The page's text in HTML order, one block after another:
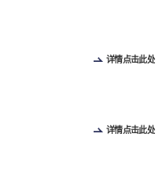
详情点击此处
详情点击此处